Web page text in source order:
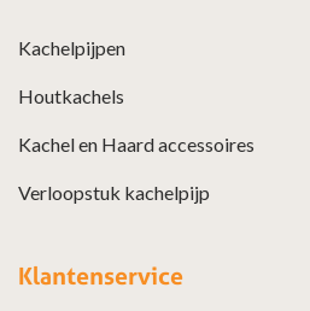
Kachelpijpen
Houtkachels
Kachel en Haard accessoires
Verloopstuk kachelpijp
Klantenservice